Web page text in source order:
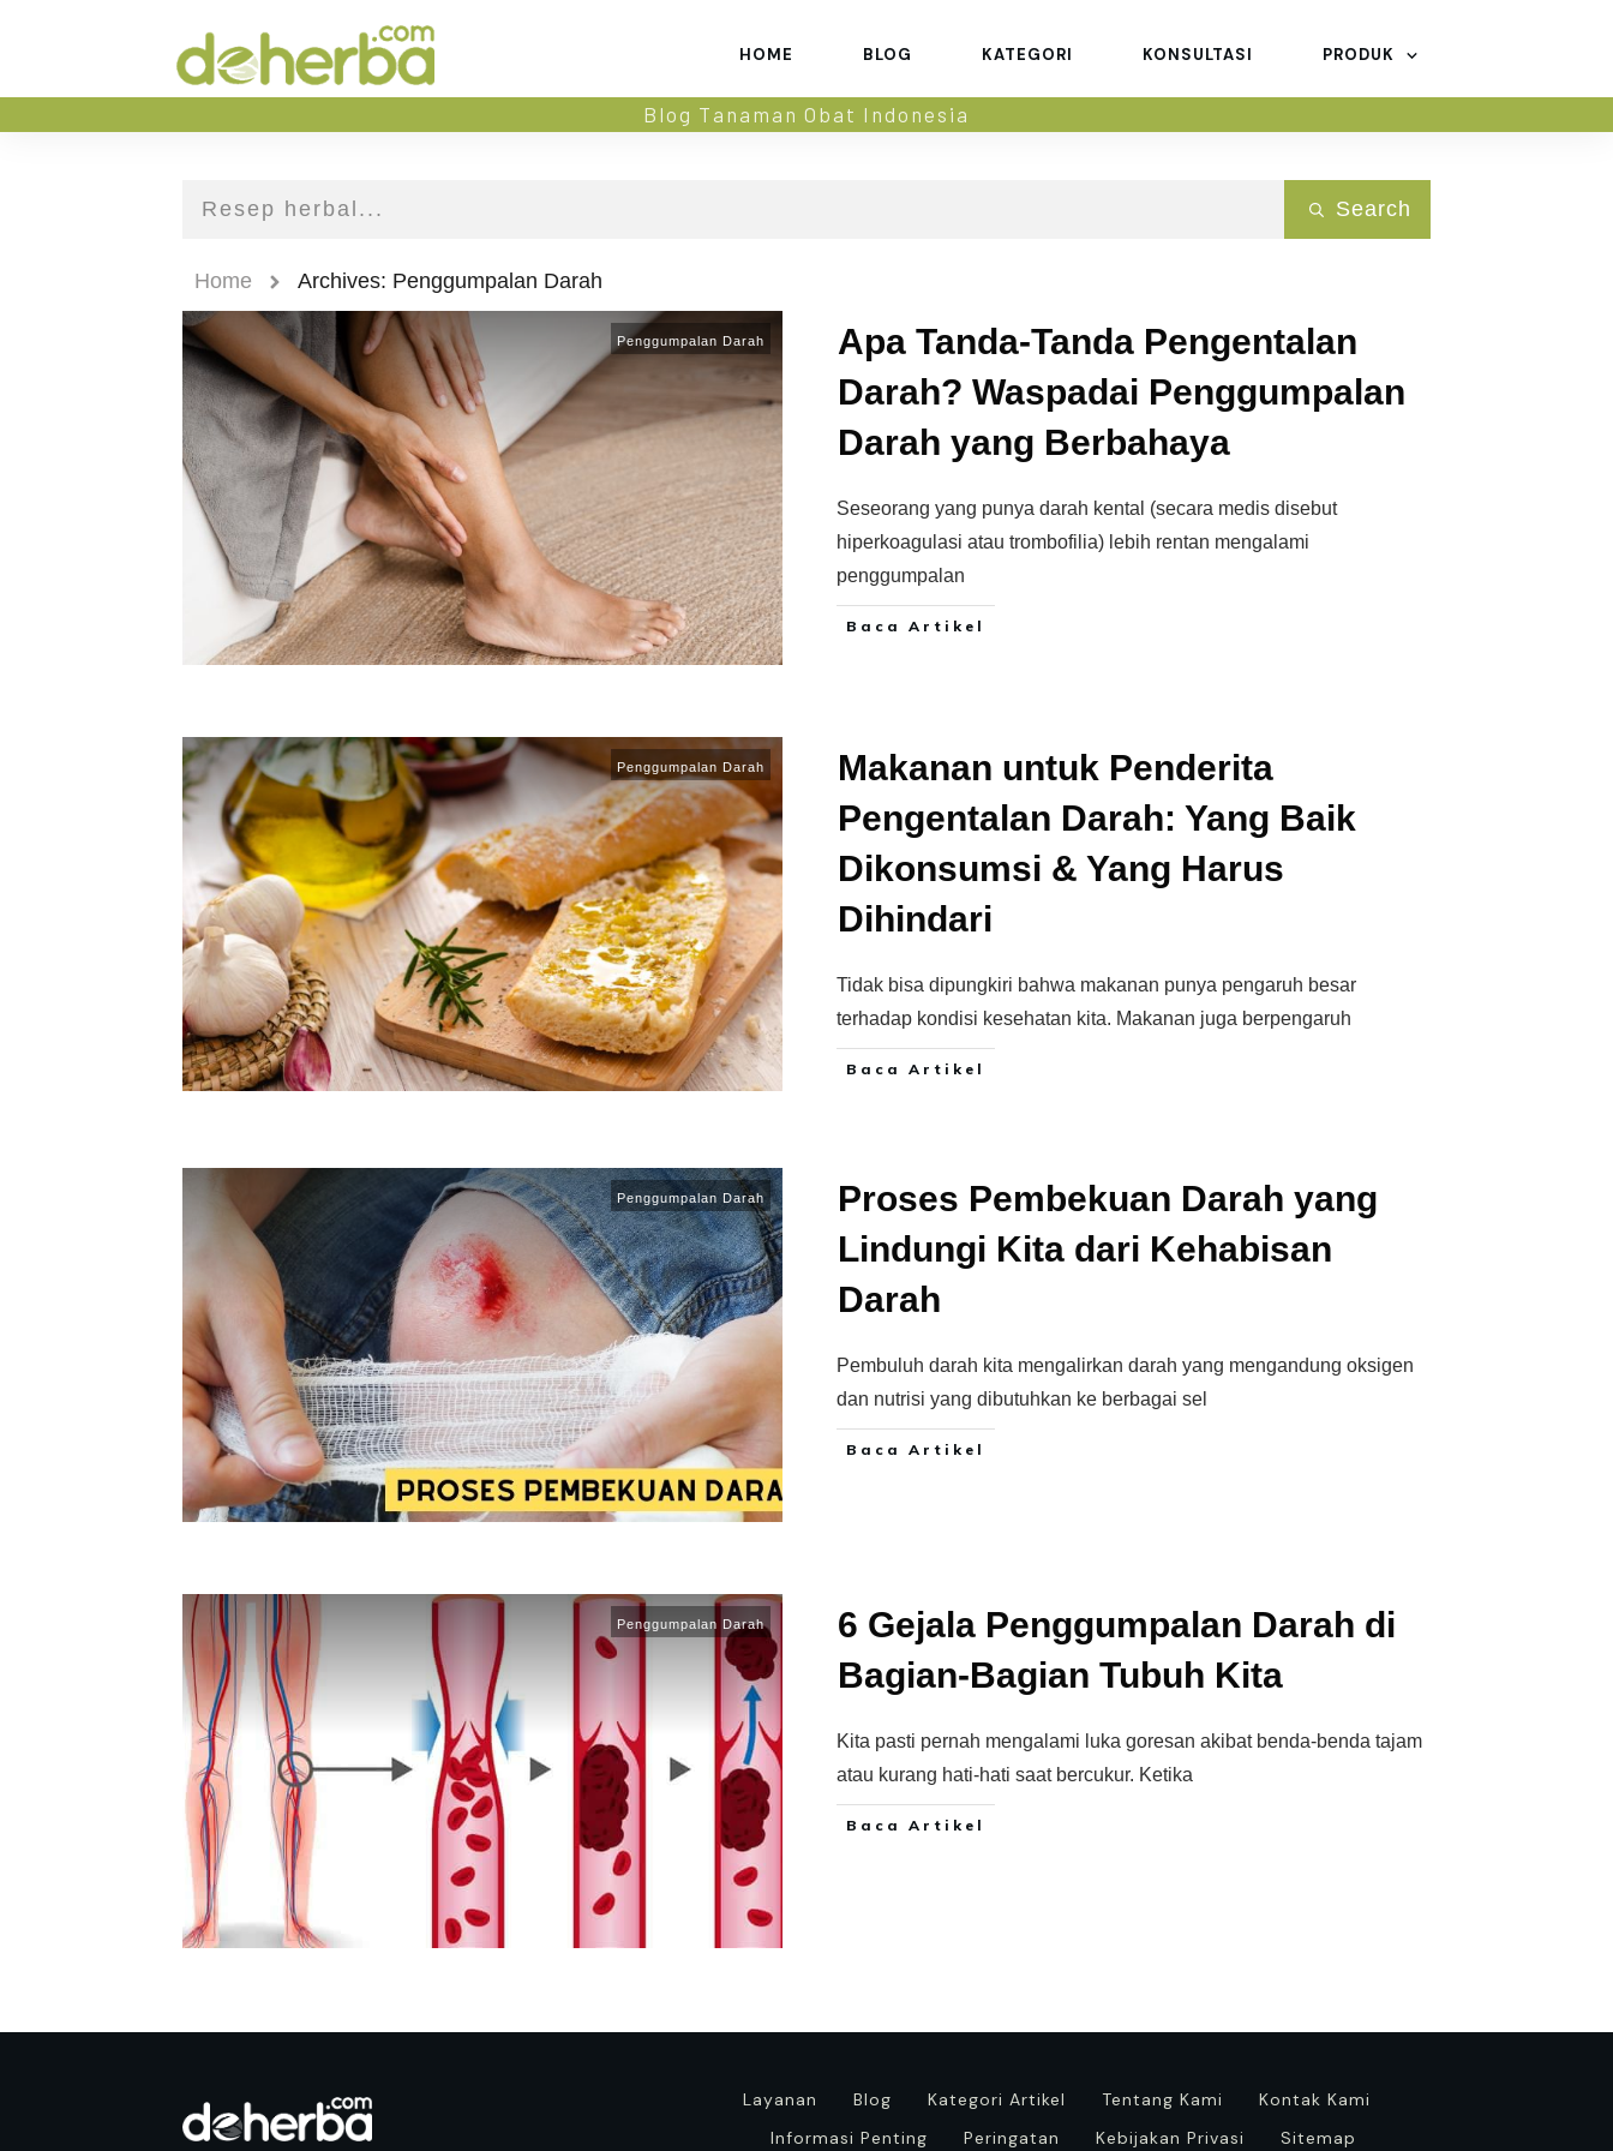
HOME BLOG KATEGORI KONSULTASI PRODUK
Blog Tanaman Obat Indonesia
Search
Home Archives: Penggumpalan Darah
Penggumpalan Darah
Apa Tanda-Tanda Pengentalan
Darah? Waspadai Penggumpalan
Darah yang Berbahaya
Seseorang yang punya darah kental (secara medis disebut
hiperkoagulasi atau trombofilia) lebih rentan mengalami
penggumpalan
Baca Artikel
Penggumpalan Darah
Makanan untuk Penderita
Pengentalan Darah: Yang Baik
Dikonsumsi & Yang Harus
Dihindari
Tidak bisa dipungkiri bahwa makanan punya pengaruh besar
terhadap kondisi kesehatan kita. Makanan juga berpengaruh
Baca Artikel
Penggumpalan Darah
Proses Pembekuan Darah yang
Lindungi Kita dari Kehabisan
Darah
Pembuluh darah kita mengalirkan darah yang mengandung oksigen
dan nutrisi yang dibutuhkan ke berbagai sel
Baca Artikel
Penggumpalan Darah
6 Gejala Penggumpalan Darah di
Bagian-Bagian Tubuh Kita
Kita pasti pernah mengalami luka goresan akibat benda-benda tajam
atau kurang hati-hati saat bercukur. Ketika
Baca Artikel
Layanan Blog Kategori Artikel Tentang Kami
Kontak Kami
Informasi Penting
Peringatan Kebijakan Privasi Sitemap